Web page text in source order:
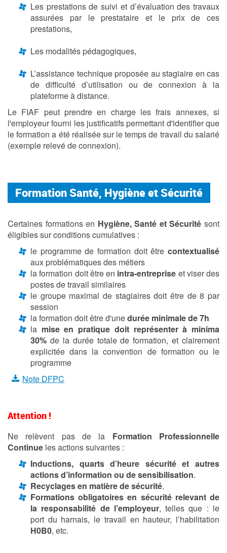
Les prestations de suivi et d’évaluation des travaux
assurées par le prestataire et le prix de ces
prestations,
Les modalités pédagogiques,
L’assistance technique proposée au stagiaire en cas
de difficulté d’utilisation ou de connexion à la
plateforme à distance.
Le FIAF peut prendre en charge les frais annexes, si
l'employeur fourni les justificatifs permettant d'identifier que
le formation a été réalisée sur le temps de travail du salarié
(exemple relevé de connexion).
Formation Santé, Hygiène et Sécurité
Certaines formations en Hygiène, Santé et Sécurité sont
éligibles sur conditions cumulatives :
le programme de formation doit être contextualisé
aux problématiques des métiers
la formation doit être en intra-entreprise et viser des
postes de travail similaires
le groupe maximal de stagiaires doit être de 8 par
session
la formation doit être d'unedurée minimale de 7h
la mise en pratique doit représenter à minima
30% de la durée totale de formation, et clairement
explicitée dans la convention de formation ou le
programme
Note DFPC
Attention !
Ne relèvent pas de la Formation Professionnelle
Continue les actions suivantes :
Inductions, quarts d’heure sécurité et autres
actions d’information ou de sensibilisation.
Recyclages en matière de sécurité.
Formations obligatoires en sécurité relevant de
la responsabilité de l’employeur, telles que : le
port du harnais, le travail en hauteur, l’habilitation
H0B0, etc.